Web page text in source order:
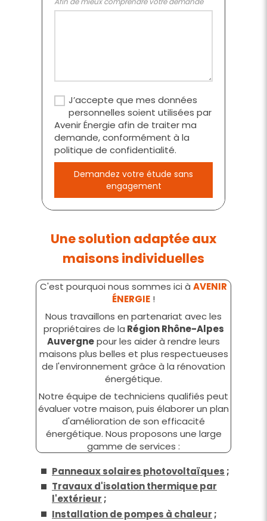
J’accepte que mes données
personnelles soient utilisées par
Avenir Énergie afin de traiter ma
demande, conformément à la
politique de confidentialité.
Demandez votre étude sans
engagement
Une solution adaptée aux
maisons individuelles
C'est pourquoi nous sommes ici à AVENIR
ÉNERGIE !
Nous travaillons en partenariat avec les
propriétaires de la Région Rhône-Alpes
Auvergnepour les aider à rendre leurs
maisons plus belles et plus respectueuses
de l'environnement grâce à la rénovation
énergétique.
Notre équipe de techniciens qualifiés peut
évaluer votre maison, puis élaborer un plan
d'amélioration de son efficacité
énergétique. Nous proposons une large
gamme de services :
Panneaux solaires photovoltaïques ;
Travaux d'isolation thermique par
l'extérieur ;
Installation de pompes à chaleur ;